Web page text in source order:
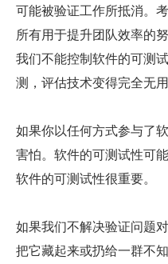
可能被验证工作所抵消。
所有用于提升团队效率的
我们不能控制软件的可测
测，评估技术变得完全无用
如果你以任何方式参与了
害怕。软件的可测试性可
软件的可测试性很重要。
如果我们不解决验证问题
把它藏起来或扔给一群不